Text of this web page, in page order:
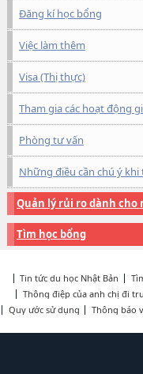
Đăng kí học bổng
Việc làm thêm
Visa (Thị thực)
Tham gia các hoạt động
Phòng tư vấn
Những điều cần chú ý
Quản lý rủi ro dành
Tìm học bổng
Tin tức du học Nhật Bản
Thông điệp của anh chị đi
Quy ước sử dụng
Thông báo